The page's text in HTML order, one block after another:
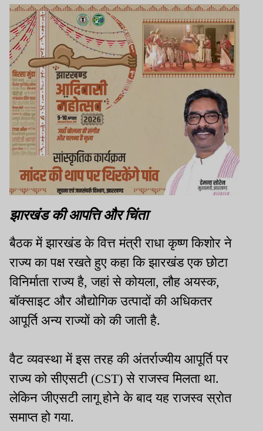
झारखंड की आपत्ति और चिंता
बैठक में झारखंड के वित्त मंत्री राधा कृष्ण किशोर ने
राज्य का पक्ष रखते हुए कहा कि झारखंड एक छोटा
विनिर्माता राज्य है, जहां से कोयला, लौह अयस्क,
बॉक्साइट और औद्योगिक उत्पादों की अधिकतर
आपूर्ति अन्य राज्यों को की जाती है.
वैट व्यवस्था में इस तरह की अंतर्राज्यीय आपूर्ति पर
राज्य को सीएसटी (CST) से राजस्व मिलता था.
लेकिन जीएसटी लागू होने के बाद यह राजस्व स्रोत
समाप्त हो गया.